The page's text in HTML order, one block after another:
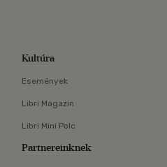
Kultúra
Események
Libri Magazin
Libri Mini Polc
Partnereinknek